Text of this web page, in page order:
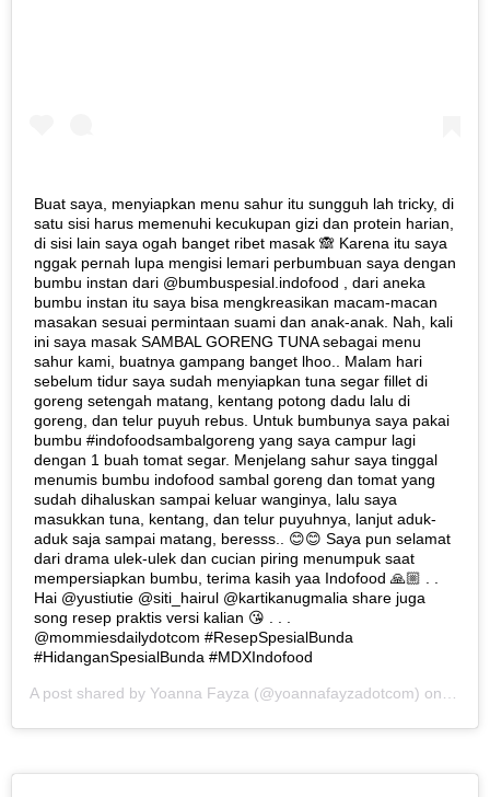
Buat saya, menyiapkan menu sahur itu sungguh lah tricky, di
satu sisi harus memenuhi kecukupan gizi dan protein harian,
di sisi lain saya ogah banget ribet masak 🙈 Karena itu saya
nggak pernah lupa mengisi lemari perbumbuan saya dengan
bumbu instan dari @bumbuspesial.indofood , dari aneka
bumbu instan itu saya bisa mengkreasikan macam-macan
masakan sesuai permintaan suami dan anak-anak. Nah, kali
ini saya masak SAMBAL GORENG TUNA sebagai menu
sahur kami, buatnya gampang banget lhoo.. Malam hari
sebelum tidur saya sudah menyiapkan tuna segar fillet di
goreng setengah matang, kentang potong dadu lalu di
goreng, dan telur puyuh rebus. Untuk bumbunya saya pakai
bumbu #indofoodsambalgoreng yang saya campur lagi
dengan 1 buah tomat segar. Menjelang sahur saya tinggal
menumis bumbu indofood sambal goreng dan tomat yang
sudah dihaluskan sampai keluar wanginya, lalu saya
masukkan tuna, kentang, dan telur puyuhnya, lanjut aduk-
aduk saja sampai matang, beresss.. 😊😊 Saya pun selamat
dari drama ulek-ulek dan cucian piring menumpuk saat
mempersiapkan bumbu, terima kasih yaa Indofood 🙏🏼 . .
Hai @yustiutie @siti_hairul @kartikanugmalia share juga
song resep praktis versi kalian 😘 . . .
@mommiesdailydotcom #ResepSpesialBunda
#HidanganSpesialBunda #MDXIndofood
A post shared by Yoanna Fayza (@yoannafayzadotcom) on